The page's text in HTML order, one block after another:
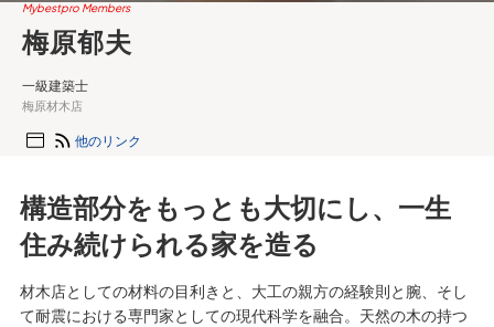
Mybestpro Members
梅原郁夫
一級建築士
梅原材木店
他のリンク
構造部分をもっとも大切にし、一生
住み続けられる家を造る
材木店としての材料の目利きと、大工の親方の経験則と腕、そし
て耐震における専門家としての現代科学を融合。天然の木の持つ